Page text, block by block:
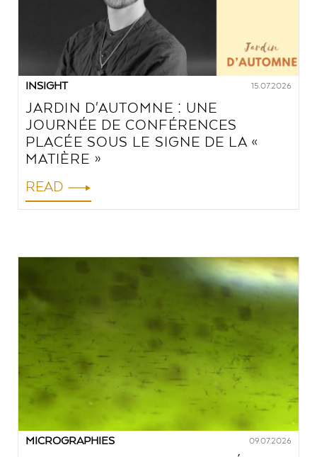
INSIGHT 15.07.2026
JARDIN D'AUTOMNE : UNE
JOURNÉE DE CONFÉRENCES
PLACÉE SOUS LE SIGNE DE LA «
MATIÈRE »
READ
MICROGRAPHIES 09.07.2026